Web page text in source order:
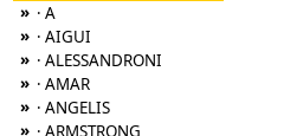
» · A
» · AIGUI
» · ALESSANDRONI
» · AMAR
» · ANGELIS
» · ARMSTRONG